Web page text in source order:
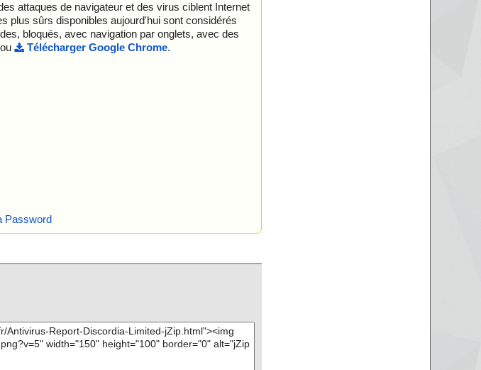
attaques de navigateur et des virus ciblent Internet
plus sûrs disponibles aujourd'hui sont considérés
bloqués, avec navigation par onglets, avec des
ou Télécharger Google Chrome.
Password